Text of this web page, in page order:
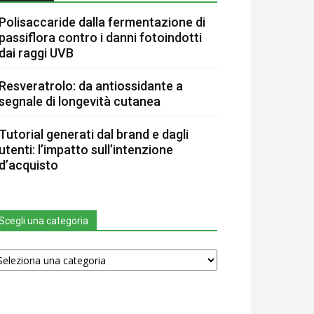
Polisaccaride dalla fermentazione di
passiflora contro i danni fotoindotti
dai raggi UVB
Resveratrolo: da antiossidante a
di longevità cutanea
Tutorial generati dal brand e dagli
utenti: l’impatto sull’intenzione
d’acquisto
una categoria